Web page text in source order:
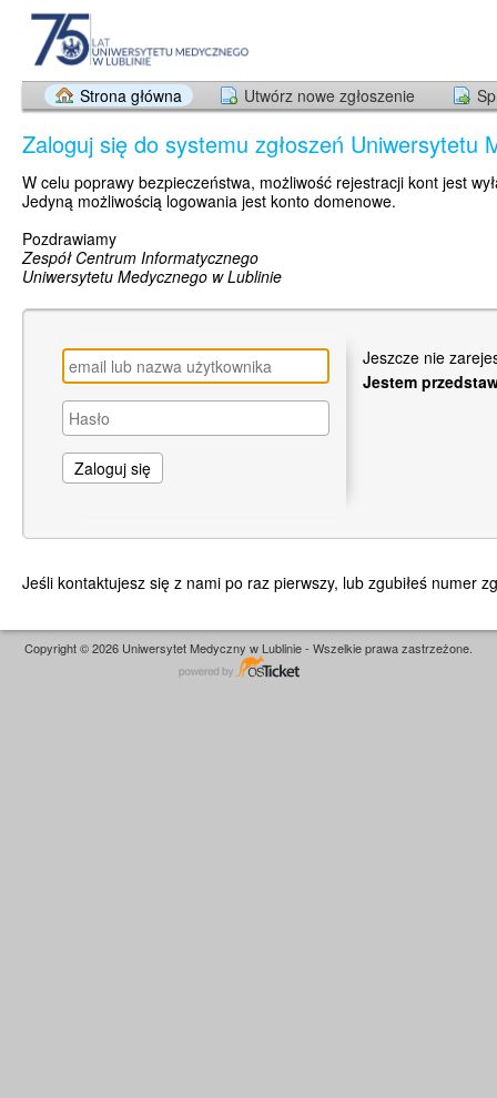
Strona główna Utwórz nowe zgłoszenie
Zaloguj się do systemu zgłoszeń Uniwersytetu
W celu poprawy bezpieczeństwa, możliwość rejestracji kont jest
Jedyną możliwością logowania jest konto domenowe.
Pozdrawiamy
Zespół Centrum Informatycznego
Uniwersytetu Medycznego w Lublinie
Jeszcze nie
Jestem
Jeśli kontaktujesz się z nami po raz pierwszy, lub zgubiłeś numer
Copyright © 2026 Uniwersytet Medyczny w Lublinie - Wszelkie prawa zastrzeżone.